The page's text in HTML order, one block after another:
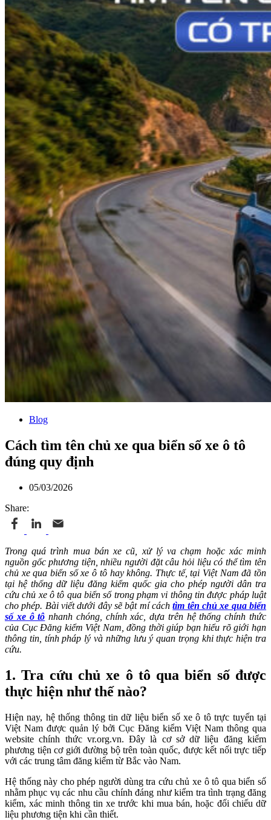
Blog
Cách tìm tên chủ xe qua biển số xe ô tô
đúng quy định
05/03/2026
Share:
Trong quá trình mua bán xe cũ, xử lý va chạm hoặc xác minh
nguồn gốc phương tiện, nhiều người đặt câu hỏi liệu có thể tìm tên
chủ xe qua biển số xe ô tô hay không. Thực tế, tại Việt Nam đã tồn
tại hệ thống dữ liệu đăng kiểm quốc gia cho phép người dân tra
cứu chủ xe ô tô qua biển số trong phạm vi thông tin được pháp luật
cho phép. Bài viết dưới đây sẽ bật mí cáchtìm tên chủ xe qua biển
số xe ô tô nhanh chóng, chính xác, dựa trên hệ thống chính thức
của Cục Đăng kiểm Việt Nam, đồng thời giúp bạn hiểu rõ giới hạn
thông tin, tính pháp lý và những lưu ý quan trọng khi thực hiện tra
cứu.
1. Tra cứu chủ xe ô tô qua biển số được
thực hiện như thế nào?
Hiện nay, hệ thống thông tin dữ liệu biển số xe ô tô trực tuyến tại
Việt Nam được quản lý bởi Cục Đăng kiểm Việt Nam thông qua
website chính thức vr.org.vn. Đây là cơ sở dữ liệu đăng kiểm
phương tiện cơ giới đường bộ trên toàn quốc, được kết nối trực tiếp
với các trung tâm đăng kiểm từ Bắc vào Nam.
Hệ thống này cho phép người dùng tra cứu chủ xe ô tô qua biển số
nhằm phục vụ các nhu cầu chính đáng như kiểm tra tình trạng đăng
kiểm, xác minh thông tin xe trước khi mua bán, hoặc đối chiếu dữ
liệu phương tiện khi cần thiết.